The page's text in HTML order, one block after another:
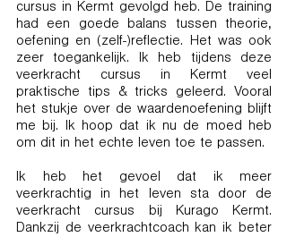
cursus in Kermt gevolgd heb. De training
had een goede balans tussen theorie,
oefening en (zelf-)reflectie. Het was ook
zeer toegankelijk. Ik heb tijdens deze
veerkracht cursus in Kermt veel
praktische tips & tricks geleerd. Vooral
het stukje over de waardenoefening blijft
me bij. Ik hoop dat ik nu de moed heb
om dit in het echte leven toe te passen.
Ik heb het gevoel dat ik meer
veerkrachtig in het leven sta door de
veerkracht cursus bij Kurago Kermt.
Dankzij de veerkrachtcoach kan ik beter